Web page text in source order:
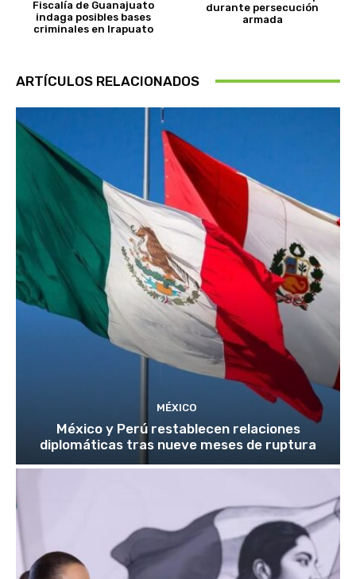
Fiscalía de Guanajuato
indaga posibles bases
criminales en Irapuato
durante persecución
armada
ARTÍCULOS RELACIONADOS
MÉXICO
México y Perú restablecen relaciones
diplomáticas tras nueve meses de ruptura